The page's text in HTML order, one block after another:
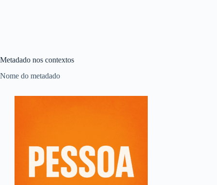
Metadado nos contextos
Nome do metadado